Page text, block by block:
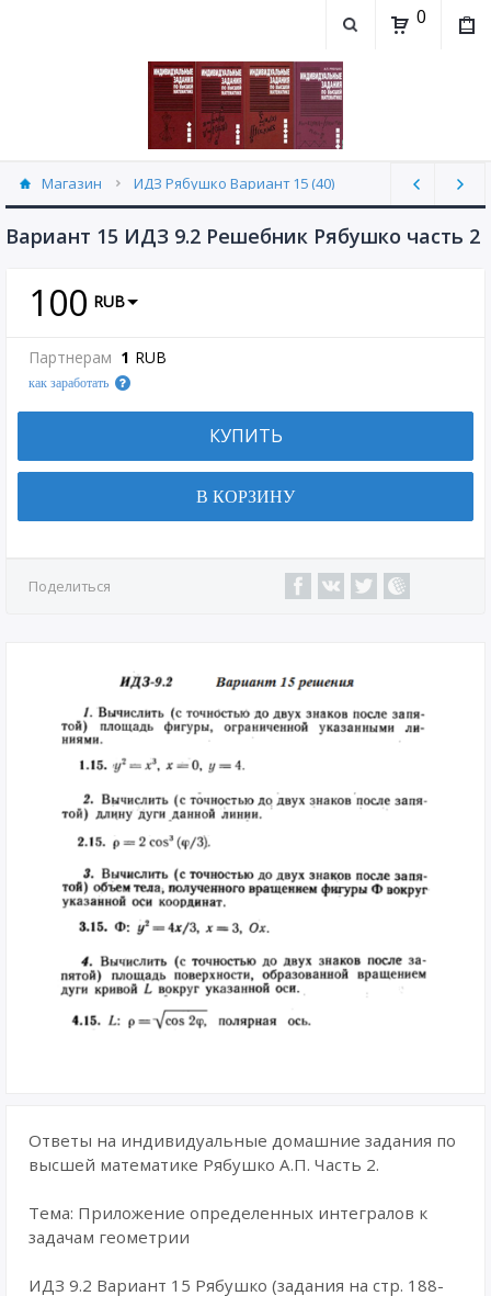
0
Магазин ИДЗ Рябушко Вариант 15 (40)
Вариант 15 ИДЗ 9.2 Решебник Рябушко часть 2
100 RUB
Партнерам 1 RUB
как заработать
КУПИТЬ
В КОРЗИНУ
Поделиться
Ответы на индивидуальные домашние задания по
высшей математике Рябушко А.П. Часть 2.
Тема: Приложение определенных интегралов к
задачам геометрии
ИДЗ 9.2 Вариант 15 Рябушко (задания на стр. 188-